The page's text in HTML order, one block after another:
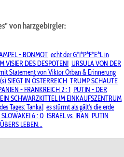
von harzgebirgler:
- BONMOT echt der G*I*P*F*E*L in
VISIER DES DESPOTEN! URSULA VON DER
Statement von Viktor Orban & Erinnerung
SIEGT IN ÖSTERREICH TRUMP SCHAUTE
- FRANKREICH 2 : 1 PUTIN - DER
SCHWARZKITTEL IM EINKAUFSZENTRUM
Tages: Tanka] es stürmt als gält's die erde
6 : 0 ISRAEL vs. IRAN PUTIN
LEBEN...